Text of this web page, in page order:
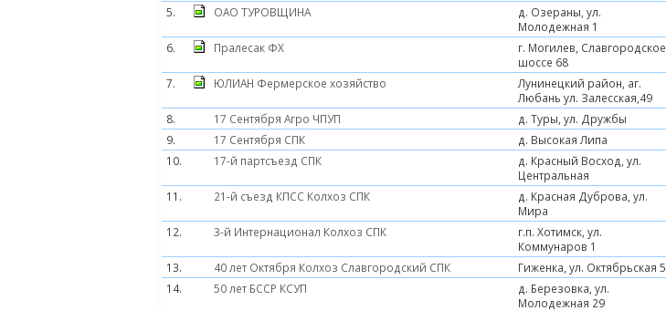
5. ОАО ТУРОВЩИНА
д. Озераны, ул.
Молодежная 1
6. Пралесак ФХ
г. Могилев, Славгородское
шоссе 68
7. ЮЛИАН Фермерское хозяйство
Лунинецкий район, аг.
Любань ул. Залесская,49
8. 17 Сентября Агро ЧПУП д. Туры, ул. Дружбы
9.
17 Сентября СПК д. Высокая Липа
10.
17-й партсъезд СПК
д. Красный Восход, ул.
Центральная
11. 21-й съезд КПСС Колхоз СПК
д. Красная Дуброва, ул.
Мира
12. 3-й Интернационал Колхоз СПК
г.п. Хотимск, ул.
Коммунаров 1
13. 40 лет Октября Колхоз Славгородский СПК Гиженка, ул. Октябрьская 5
14.
50 лет БССР КСУП
д. Березовка, ул.
Молодежная 29